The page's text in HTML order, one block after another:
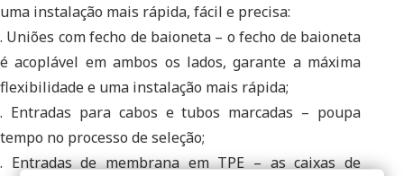
uma instalação mais rápida, fácil e precisa:
. Uniões com fecho de baioneta – o fecho de baioneta
é acoplável em ambos os lados, garante a máxima
flexibilidade e uma instalação mais rápida;
. Entradas para cabos e tubos marcadas – poupa
tempo no processo de seleção;
. Entradas de membrana em TPE – as caixas de